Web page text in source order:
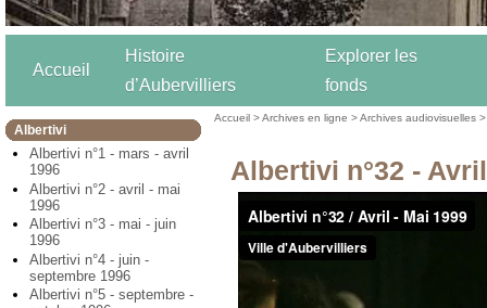
Accueil
Histoire
d’Aubervilliers
Explorer les
fonds
Albertivi
Albertivi n°1 - mars - avril
1996
Albertivi n°2 - avril - mai
1996
Albertivi n°3 - mai - juin
1996
Albertivi n°4 - juin -
septembre 1996
Albertivi n°5 - septembre -
Accueil >Archives en ligne >Archives audiovisuelles
Albertivi n°32 -